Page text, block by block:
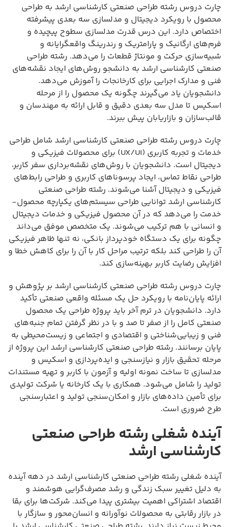
چارت دروس رشته طراحی صنعتی کارشناسی ارشد به طراحی
محصول با رویکرد دیجیتال و مدلسازی سه بعدی پیشرفته
اختصاص دارد. این درس قدرت مدلسازی سطوح پیچیده و
فرم‌های ارگانیک و پارامتریک و رندرینگ واقعگرایانه و
شبیه‌سازی حرکت و مونتاژ قطعات را می‌دهد. رشته طراحی
صنعتی کارشناسی ارشد به دانشجو روش‌های ایجاد نقشه‌های
فنی و مدارک اجرایی برای کارخانجات را آموزش می‌دهد.
دانشجویان یاد می‌گیرند چگونه یک محصول را از مرحله
اسکیس تا مدل سه بعدی دقیق و قابل ارائه به مهندسان و
قالب‌سازان و بازاریابان پیش ببرند.
چارت دروس رشته طراحی صنعتی کارشناسی ارشد شامل طراحی
خدمات و تجربه کاربری (UX/UI) برای محصولات فیزیکی و
دیجیتال است. دانشجویان با روش‌های نقشه‌برداری سفر کاربر،
طراحی نقاط تماس، ایجاد پرسوناهای کاربری و طراحی رابط‌های
فیزیکی و دیجیتال آشنا می‌شوند. رشته طراحی صنعتی
کارشناسی ارشد توانایی طراحی سیستم‌های یکپارچه محصول-
خدمت را می‌دهد که در آن محصول فیزیکی و خدمات دیجیتال
و انسانی با هم ترکیب می‌شوند. یک متخصص موفق می‌داند
چگونه برای یک دستگاه خودپرداز بانکی، نه تنها ظاهر فیزیکی
آن را طراحی کند بلکه ترتیب مراحل کار با آن را برای کاهش خطا و
افزایش رضایت کاربر بهینه‌سازی کند.
چارت دروس رشته طراحی صنعتی کارشناسی ارشد بر پژوهش و
ارائه پایان‌نامه با رویکرد حل یک مسئله واقعی صنعتی تأکید
دارد. دانشجویان در ترم آخر باید پروژه طراحی یک محصول
صنعتی کامل را از صفر تا صد و با در نظر گرفتن تمام جنبه‌های
فنی و زیبایی‌شناختی و اقتصادی و اجتماعی و زیست‌محیطی به
پایان برسانند. رشته طراحی صنعتی کارشناسی ارشد این پروژه از
مرحله تحقیق بازار و نیازسنجی و ایده‌پردازی و اسکیس و
مدلسازی تا ساخت نمونه اولیه و آزمون با کاربر و تهیه مستندات
تولید را شامل می‌شود. همکاری با یک کارخانه یا شرکت تولیدی
برای تأمین داده‌های بازار و امکان‌سنجی تولید و اعتبارسنجی
طرح ضروری است.
آینده شغلی رشته طراحی صنعتی
کارشناسی ارشد
آینده شغلی رشته طراحی صنعتی کارشناسی ارشد در دهه آینده
به دلیل تغییر سبک زندگی و رشد مصرف‌گرایی هوشمند و
اقتصاد اشتراکی اهمیت بیشتری پیدا می‌کند. شرکت‌ها برای بقا
در بازار رقابتی به محصولات نوآورانه و انسان‌محور و سازگار با